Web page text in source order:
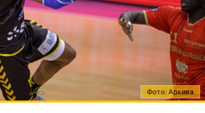
Фото: Архива